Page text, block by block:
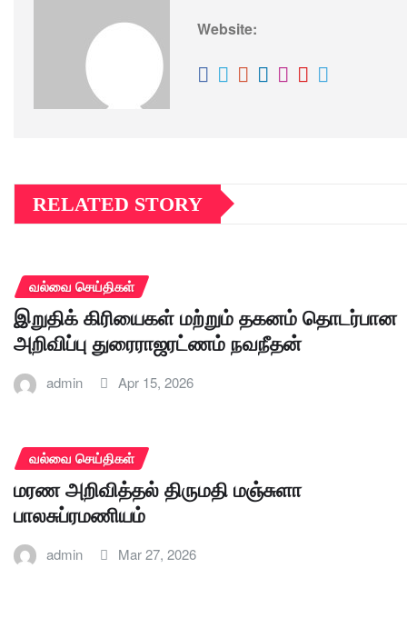
Website:
RELATED STORY
வல்வை செய்திகள்
இறுதிக் கிரியைகள் மற்றும் தகனம் தொடர்பான
அறிவிப்பு துரைராஜரட்ணம் நவநீதன்
admin Apr 15, 2026
வல்வை செய்திகள்
மரண அறிவித்தல் திருமதி மஞ்சுளா
பாலசுப்ரமணியம்
admin Mar 27, 2026